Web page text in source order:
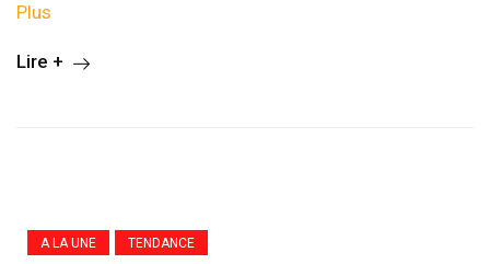
Plus
Lire +
A LA UNE TENDANCE